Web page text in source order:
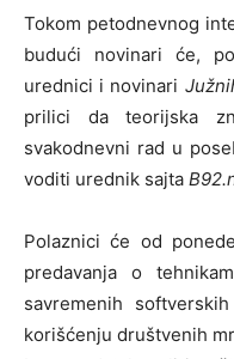
Tokom petodnevnog
budući novinari će,
urednici i novinari
prilici da teorijska
svakodnevni rad u
voditi urednik sajta
Polaznici će od
predavanja o
savremenih
korišćenju društvenih